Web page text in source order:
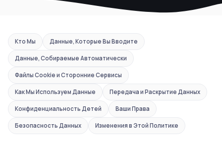
Кто Мы Данные, Которые Вы Вводите
Данные, Собираемые Автоматически
Файлы Cookie и Сторонние Сервисы
Как Мы Используем Данные Передача и Раскрытие Данных
Конфиденциальность Детей Ваши Права
Безопасность Данных Изменения в Этой Политике